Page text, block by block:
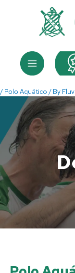
Menu
/ Polo Aquático / By